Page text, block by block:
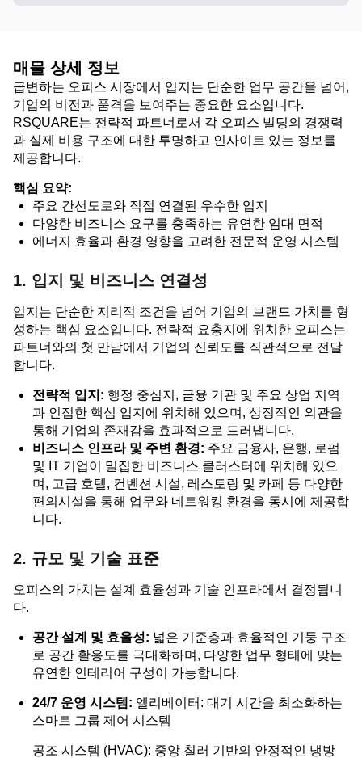
매물 상세 정보
급변하는 오피스 시장에서 입지는 단순한 업무 공간을 넘어,
기업의 비전과 품격을 보여주는 중요한 요소입니다.
RSQUARE는 전략적 파트너로서 각 오피스 빌딩의 경쟁력
과 실제 비용 구조에 대한 투명하고 인사이트 있는 정보를
제공합니다.
핵심 요약:
주요 간선도로와 직접 연결된 우수한 입지
다양한 비즈니스 요구를 충족하는 유연한 임대 면적
에너지 효율과 환경 영향을 고려한 전문적 운영 시스템
1. 입지 및 비즈니스 연결성
입지는 단순한 지리적 조건을 넘어 기업의 브랜드 가치를 형
성하는 핵심 요소입니다. 전략적 요충지에 위치한 오피스는
파트너와의 첫 만남에서 기업의 신뢰도를 직관적으로 전달
합니다.
전략적 입지: 행정 중심지, 금융 기관 및 주요 상업 지역
과 인접한 핵심 입지에 위치해 있으며, 상징적인 외관을
통해 기업의 존재감을 효과적으로 드러냅니다.
비즈니스 인프라 및 주변 환경: 주요 금융사, 은행, 로펌
및 IT 기업이 밀집한 비즈니스 클러스터에 위치해 있으
며, 고급 호텔, 컨벤션 시설, 레스토랑 및 카페 등 다양한
편의시설을 통해 업무와 네트워킹 환경을 동시에 제공합
니다.
2. 규모 및 기술 표준
오피스의 가치는 설계 효율성과 기술 인프라에서 결정됩니
다.
공간 설계 및 효율성: 넓은 기준층과 효율적인 기둥 구조
로 공간 활용도를 극대화하며, 다양한 업무 형태에 맞는
유연한 인테리어 구성이 가능합니다.
24/7 운영 시스템: 엘리베이터: 대기 시간을 최소화하는
스마트 그룹 제어 시스템
공조 시스템 (HVAC): 중앙 칠러 기반의 안정적인 냉방